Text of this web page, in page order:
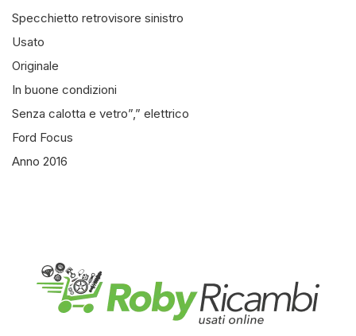
Specchietto retrovisore sinistro
Usato
Originale
In buone condizioni
Senza calotta e vetro”,” elettrico
Ford Focus
Anno 2016